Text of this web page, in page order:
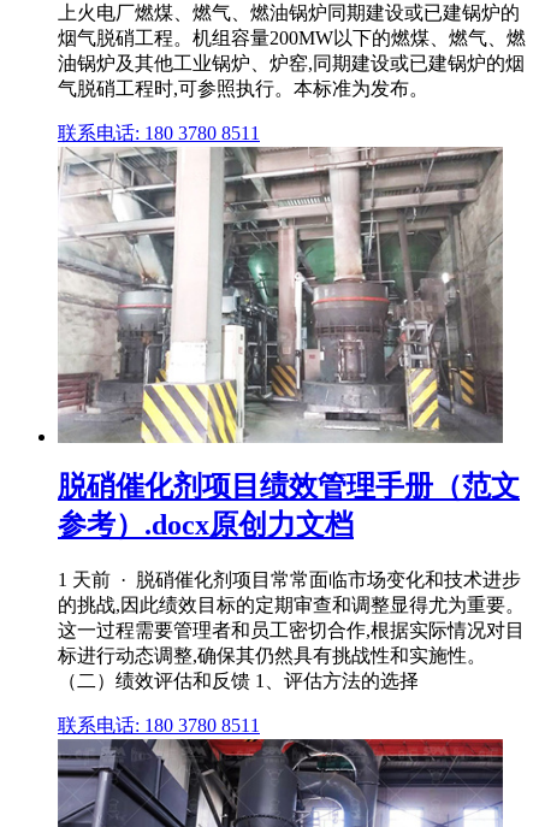
上火电厂燃煤、燃气、燃油锅炉同期建设或已建锅炉的
烟气脱硝工程。机组容量200MW以下的燃煤、燃气、燃
油锅炉及其他工业锅炉、炉窑,同期建设或已建锅炉的烟
气脱硝工程时,可参照执行。本标准为发布。
联系电话: 180 3780 8511
脱硝催化剂项目绩效管理手册（范文
参考）.docx原创力文档
1 天前 · 脱硝催化剂项目常常面临市场变化和技术进步
的挑战,因此绩效目标的定期审查和调整显得尤为重要。
这一过程需要管理者和员工密切合作,根据实际情况对目
标进行动态调整,确保其仍然具有挑战性和实施性。
（二）绩效评估和反馈 1、评估方法的选择
联系电话: 180 3780 8511